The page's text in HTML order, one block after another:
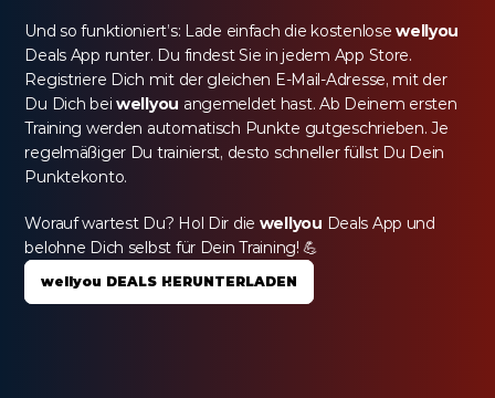
Und so funktioniert’s: Lade einfach die kostenlose wellyou
Deals App runter. Du findest Sie in jedem App Store.
Registriere Dich mit der gleichen E-Mail-Adresse, mit der
Du Dich bei wellyou angemeldet hast. Ab Deinem ersten
Training werden automatisch Punkte gutgeschrieben. Je
regelmäßiger Du trainierst, desto schneller füllst Du Dein
Punktekonto.
Worauf wartest Du? Hol Dir die wellyou Deals App und
belohne Dich selbst für Dein Training! 💪
wellyou DEALS HERUNTERLADEN